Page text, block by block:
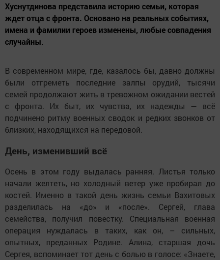
Хуснутдинова представила историю семьи, которая
ждет отца с фронта. Основано на реальных событиях,
имена и фамилии героев изменены, любые совпадения
случайны.
В современном мире, где, казалось бы, давно должны
были отгреметь последние залпы орудий, тысячи
семей продолжают жить в тревожном ожидании вестей
с фронта. Их быт, их чувства, их надежды — всё
подчинено ритму военных сводок и редких звонков от
близких, находящихся на передовой.
День, изменивший всё
Осень в этом году выдалась ранняя. Листья только
начали желтеть, но холодный ветер уже пробирал до
костей. Именно в такой день жизнь семьи Вахитовых
разделилась на «до» и «после». Сергей, глава
семейства, получил повестку. Специальная военная
операция нуждалась в таких, как он, – сильных,
опытных, преданных Родине. Алина, старшая дочь
Сергея, вспоминает тот день с болью в голосе: «Знаете,